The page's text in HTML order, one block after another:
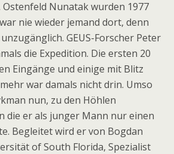
Ostenfeld Nunatak wurden 1977
nie wieder jemand dort, denn
GEUS-Forscher Peter
die Expedition. Die ersten 20
Eingänge und einige mit Blitz
war damals nicht drin. Umso
nun, zu den Höhlen
die er als junger Mann nur einen
Begleitet wird er von Bogdan
of South Florida, Spezialist